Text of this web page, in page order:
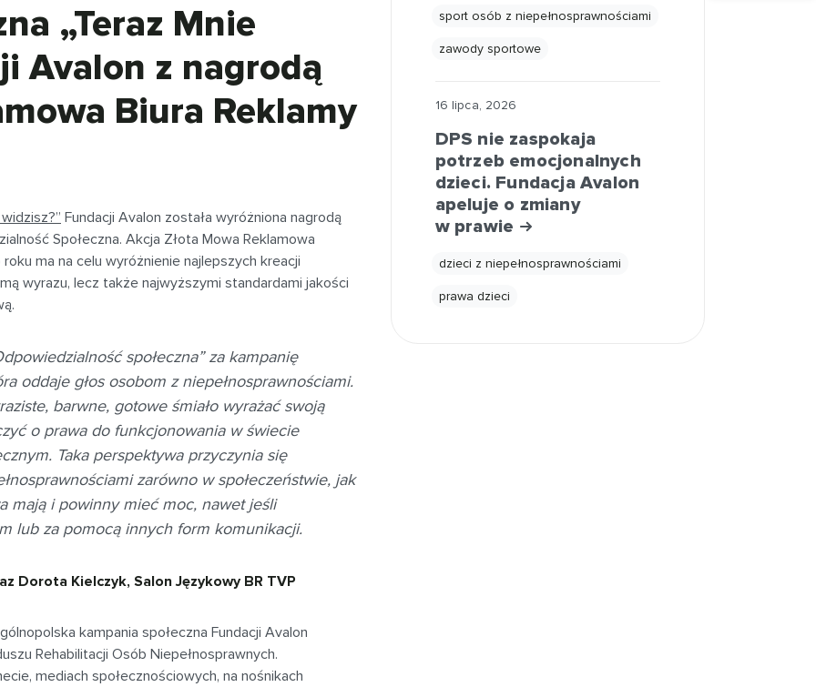
„Teraz Mnie
Avalon z nagrodą
Biura Reklamy
Fundacji Avalon została wyróżniona nagrodą
Społeczna. Akcja Złota Mowa Reklamowa
ma na celu wyróżnienie najlepszych kreacji
wyrazu, lecz także najwyższymi standardami jakości
społeczna” za kampanię
oddaje głos osobom z niepełnosprawnościami.
barwne, gotowe śmiało wyrażać swoją
o prawa do funkcjonowania w świecie
Taka perspektywa przyczynia się
zarówno w społeczeństwie, jak
mają i powinny mieć moc, nawet jeśli
lub za pomocą innych form komunikacji.
Dorota Kielczyk, Salon Językowy BR TVP
kampania społeczna Fundacji Avalon
Rehabilitacji Osób Niepełnosprawnych.
mediach społecznościowych, na nośnikach
sport osób z niepełnosprawnościami
zawody sportowe
16 lipca, 2026
DPS nie zaspokaja
potrzeb emocjonalnych
dzieci. Fundacja Avalon
apeluje o zmiany
w prawie
dzieci z niepełnosprawnościami
prawa dzieci